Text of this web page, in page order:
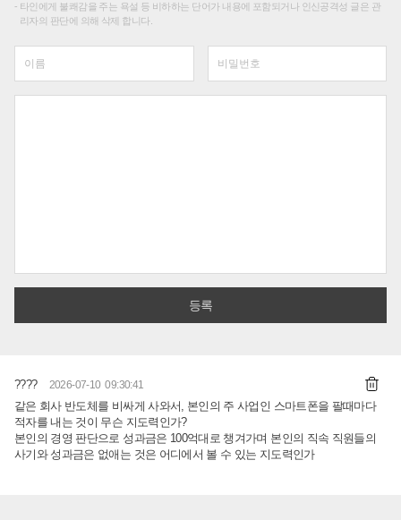
타인에게 불쾌감을 주는 욕설 등 비하하는 단어가 내용에 포함되거나 인신공격성 글은 관
리자의 판단에 의해 삭제 합니다.
???? 2026-07-10 09:30:41
같은 회사 반도체를 비싸게 사와서, 본인의 주 사업인 스마트폰을 팔때마다
적자를 내는 것이 무슨 지도력인가?
본인의 경영 판단으로 성과금은 100억대로 챙겨가며 본인의 직속 직원들의
사기와 성과금은 없애는 것은 어디에서 볼 수 있는 지도력인가